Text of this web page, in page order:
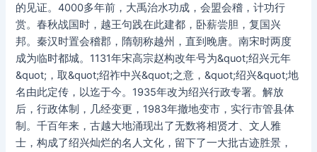
的见证。4000多年前，大禹治水功成，会盟会稽，计功行
赏。春秋战国时，越王句践在此建都，卧薪尝胆，复国兴
邦。秦汉时置会稽郡，隋朝称越州，直到晚唐。南宋时两度
成为临时都城。1131年宋高宗赵构改年号为&quot;绍兴元年
&quot;，取&quot;绍祚中兴&quot;之意，&quot;绍兴&quot;地
名由此定传，以迄于今。1935年改为绍兴行政专署。解放
后，行政体制，几经变更，1983年撤地变市，实行市管县体
制。千百年来，古越大地涌现出了无数将相贤才、文人雅
士，构成了绍兴灿烂的名人文化，留下了一大批古迹胜景，